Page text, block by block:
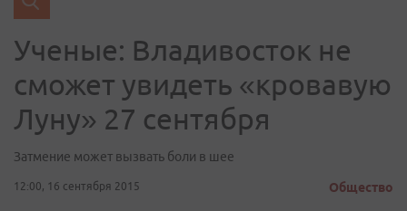
Ученые: Владивосток не
сможет увидеть «кровавую
Луну» 27 сентября
Затмение может вызвать боли в шее
12:00, 16 сентября 2015 Общество